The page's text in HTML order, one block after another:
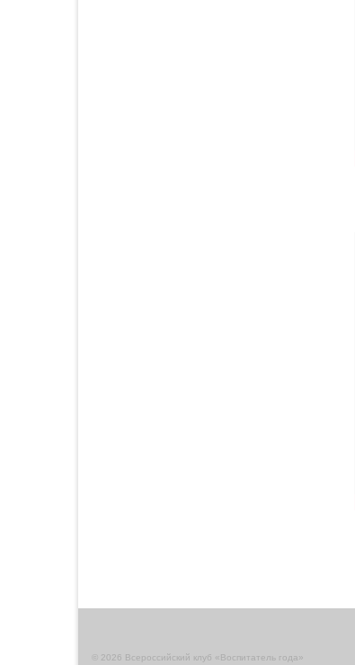
© 2026 Всероссийский клуб «Воспитатель года»